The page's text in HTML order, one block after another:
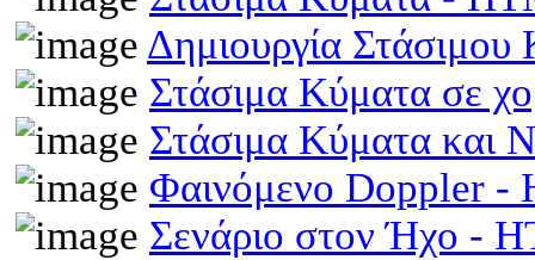
Δημιουργία
Στάσιμα Κύματα σε
Στάσιμα Κύματα και
Φαινόμενο Doppler -
Σενάριο στον Ήχο -